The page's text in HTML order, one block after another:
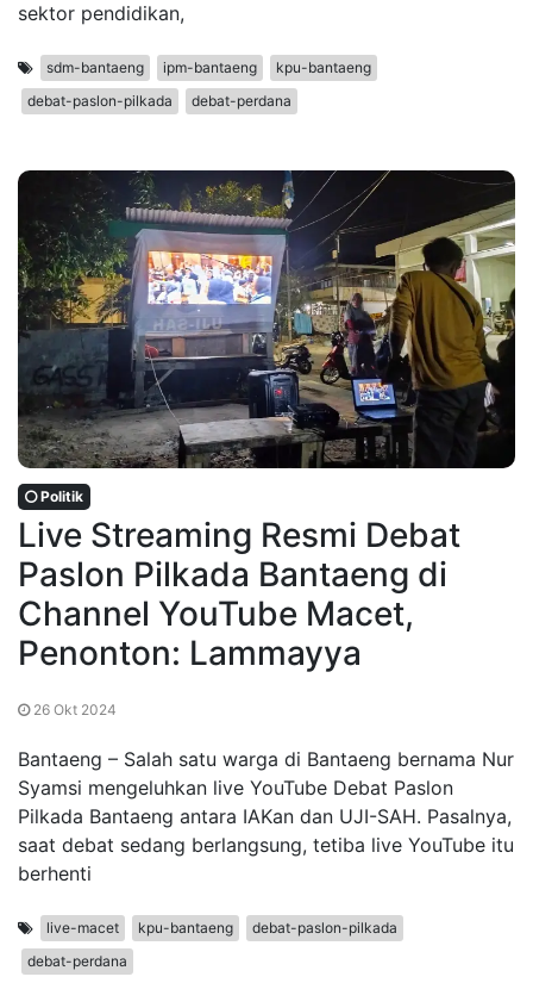
sektor pendidikan,
sdm-bantaeng ipm-bantaeng
kpu-bantaeng
debat-paslon-pilkada
debat-perdana
Politik
Live Streaming Resmi Debat
Paslon Pilkada Bantaeng di
Channel YouTube Macet,
Penonton: Lammayya
26 Okt 2024
Bantaeng – Salah satu warga di Bantaeng bernama Nur
Syamsi mengeluhkan live YouTube Debat Paslon
Pilkada Bantaeng antara IAKan dan UJI-SAH. Pasalnya,
saat debat sedang berlangsung, tetiba live YouTube itu
berhenti
live-macet kpu-bantaeng
debat-paslon-pilkada
debat-perdana